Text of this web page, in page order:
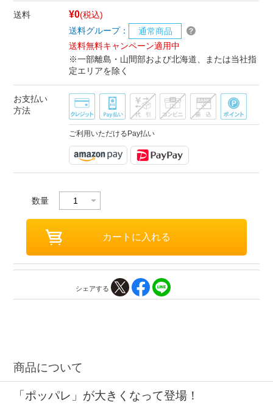
送料 ¥0(税込)
送料グループ：
通常商品
送料無料キャンペーン適用中
※一部離島・山間部および北海道、または当社指
定エリアを除く
お支払い
方法
ご利用いただけるPay払い
数量
シェアする
商品について
「ポッパレ」が大きくなって登場！